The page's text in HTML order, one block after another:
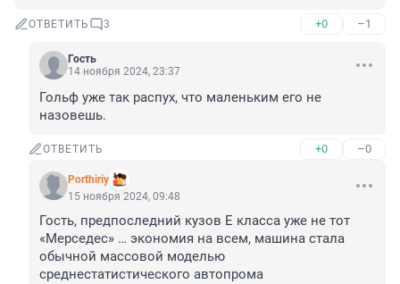
ОТВЕТИТЬ 3 +0 –1
Гость
14 ноября 2024, 23:37
Гольф уже так распух, что маленьким его не
назовешь.
ОТВЕТИТЬ +0 –0
Porthiriy
15 ноября 2024, 09:48
Гость, предпоследний кузов Е класса уже не тот
«Мерседес» … экономия на всем, машина стала
обычной массовой моделью
среднестатистического автопрома